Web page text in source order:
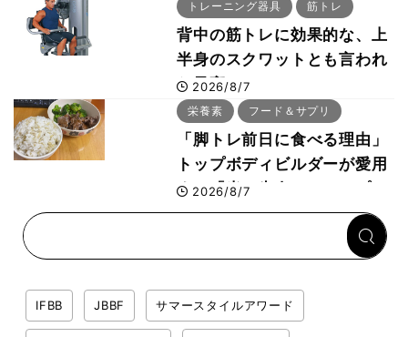
事・睡眠・呼吸の整え方
トレーニング器具 筋トレ
背中の筋トレに効果的な、上
半身のスクワットとも言われ
た最高マシン“ノーチラス・
プルオーバーマシン”とは？
2026/8/7
栄養素 フード＆サプリ
「脚トレ前日に食べる理由」
トップボディビルダーが愛用
する「米＋牛肉」のシンプル
回復メシとは？
2026/8/7
IFBB JBBF サマースタイルアワード